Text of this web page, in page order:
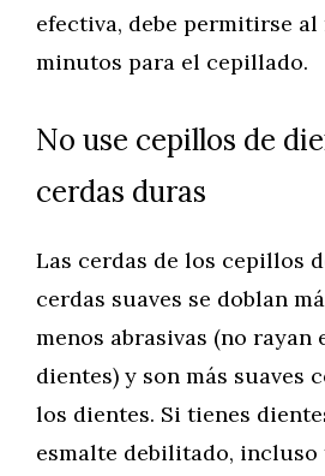
efectiva, debe permitirse al
minutos para el cepillado.
No use cepillos de
cerdas duras
Las cerdas de los cepillos
cerdas suaves se doblan
menos abrasivas (no rayan
dientes) y son más suaves
los dientes. Si tienes
esmalte debilitado, incluso